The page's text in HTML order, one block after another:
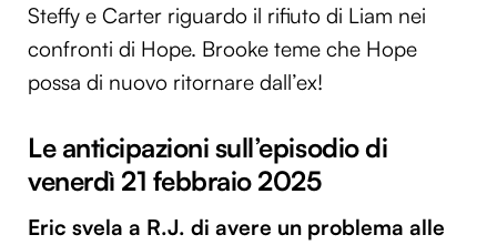
Steffy e Carter riguardo il rifiuto di Liam nei
confronti di Hope. Brooke teme che Hope
possa di nuovo ritornare dall’ex!
Le anticipazioni sull’episodio di
venerdì 21 febbraio 2025
Eric svela a R.J. di avere un problema alle